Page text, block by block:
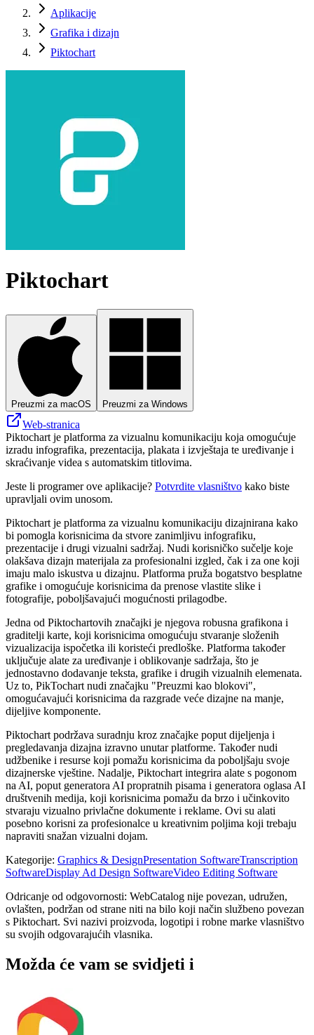
Aplikacije
Grafika i dizajn
Piktochart
Piktochart
Preuzmi za macOS Preuzmi za Windows
Web-stranica
Piktochart je platforma za vizualnu komunikaciju koja omogućuje
izradu infografika, prezentacija, plakata i izvještaja te uređivanje i
skraćivanje videa s automatskim titlovima.
Jeste li programer ove aplikacije? Potvrdite vlasništvo kako biste
upravljali ovim unosom.
Piktochart je platforma za vizualnu komunikaciju dizajnirana kako
bi pomogla korisnicima da stvore zanimljivu infografiku,
prezentacije i drugi vizualni sadržaj. Nudi korisničko sučelje koje
olakšava dizajn materijala za profesionalni izgled, čak i za one koji
imaju malo iskustva u dizajnu. Platforma pruža bogatstvo besplatne
grafike i omogućuje korisnicima da prenose vlastite slike i
fotografije, poboljšavajući mogućnosti prilagodbe.
Jedna od Piktochartovih značajki je njegova robusna grafikona i
graditelji karte, koji korisnicima omogućuju stvaranje složenih
vizualizacija ispočetka ili koristeći predloške. Platforma također
uključuje alate za uređivanje i oblikovanje sadržaja, što je
jednostavno dodavanje teksta, grafike i drugih vizualnih elemenata.
Uz to, PikTochart nudi značajku "Preuzmi kao blokovi",
omogućavajući korisnicima da razgrade veće dizajne na manje,
dijeljive komponente.
Piktochart podržava suradnju kroz značajke poput dijeljenja i
pregledavanja dizajna izravno unutar platforme. Također nudi
udžbenike i resurse koji pomažu korisnicima da poboljšaju svoje
dizajnerske vještine. Nadalje, Piktochart integrira alate s pogonom
na AI, poput generatora AI propratnih pisama i generatora oglasa AI
društvenih medija, koji korisnicima pomažu da brzo i učinkovito
stvaraju vizualno privlačne dokumente i reklame. Ovi su alati
posebno korisni za profesionalce u kreativnim poljima koji trebaju
napraviti snažan vizualni dojam.
Kategorije: Graphics & DesignPresentation SoftwareTranscription
SoftwareDisplay Ad Design SoftwareVideo Editing Software
Odricanje od odgovornosti: WebCatalog nije povezan, udružen,
ovlašten, podržan od strane niti na bilo koji način službeno povezan
s Piktochart. Svi nazivi proizvoda, logotipi i robne marke vlasništvo
su svojih odgovarajućih vlasnika.
Možda će vam se svidjeti i